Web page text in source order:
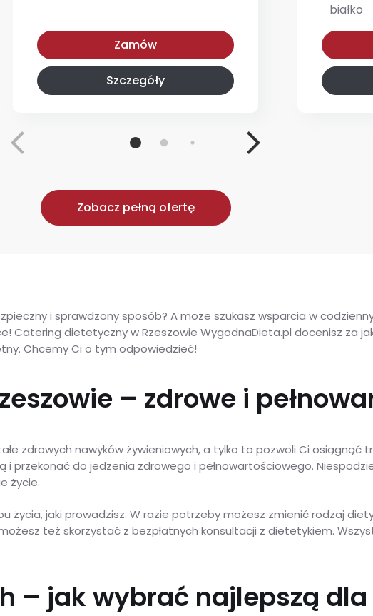
Po Prostu Pyszna
Zamów
Szczegóły
białko
Zobacz pełną ofertę
i sprawdzony sposób? A może szukasz wsparcia w
Catering dietetyczny w Rzeszowie WygodnaDieta.pl docenisz za
Chcemy Ci o tym odpowiedzieć!
– zdrowe i
zdrowych nawyków żywieniowych, a tylko to pozwoli Ci osiągnąć
przekonać do jedzenia zdrowego i pełnowartościowego.
życie.
życia, jaki prowadzisz. W razie potrzeby możesz zmienić rodzaj
też skorzystać z bezpłatnych konsultacji z dietetykiem.
– jak wybrać najlepszą